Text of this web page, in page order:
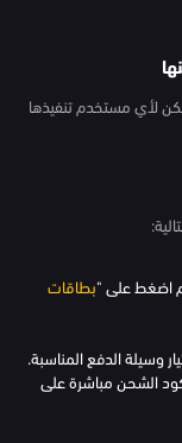
لأي مستخدم تنفيذها
اضغط على "بطاقات
وسيلة الدفع المناسبة.
الشحن مباشرة على